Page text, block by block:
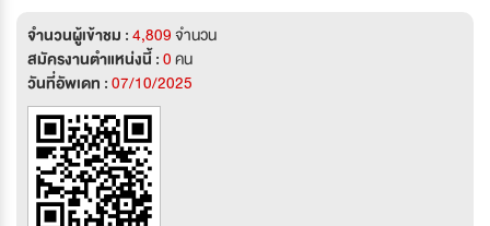
จำนวนผู้เข้าชม :4,809จำนวน
สมัครงานตำแหน่งนี้ :0คน
วันที่อัพเดท :07/10/2025